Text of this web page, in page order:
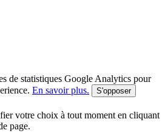
de statistiques Google Analytics pour
En savoir plus.
S'opposer
votre choix à tout moment en cliquant
page.